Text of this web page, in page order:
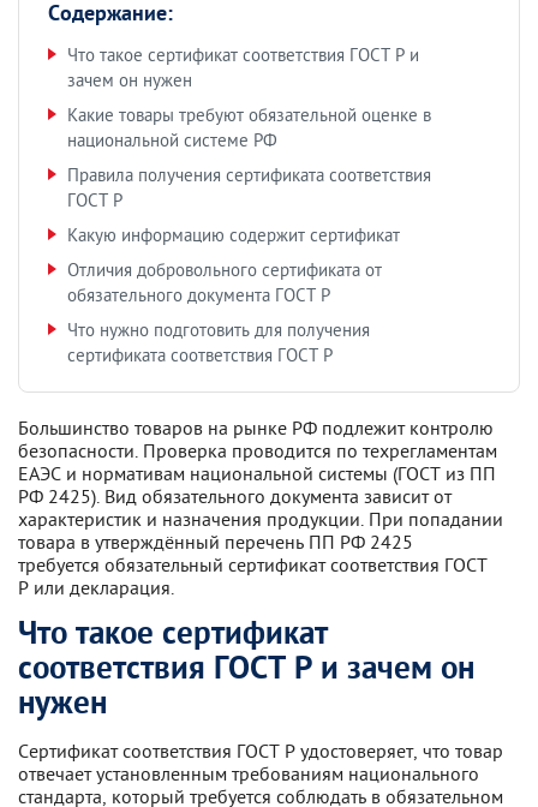
Содержание:
Что такое сертификат соответствия ГОСТ Р и
зачем он нужен
Какие товары требуют обязательной оценке в
национальной системе РФ
Правила получения сертификата соответствия
ГОСТ Р
Какую информацию содержит сертификат
Отличия добровольного сертификата от
обязательного документа ГОСТ Р
Что нужно подготовить для получения
сертификата соответствия ГОСТ Р
Большинство товаров на рынке РФ подлежит контролю
безопасности. Проверка проводится по техрегламентам
ЕАЭС и нормативам национальной системы (ГОСТ из ПП
РФ 2425). Вид обязательного документа зависит от
характеристик и назначения продукции. При попадании
товара в утверждённый перечень ПП РФ 2425
требуется обязательный сертификат соответствия ГОСТ
Р или декларация.
Что такое сертификат
соответствия ГОСТ Р и зачем он
нужен
Сертификат соответствия ГОСТ Р удостоверяет, что товар
отвечает установленным требованиям национального
стандарта, который требуется соблюдать в обязательном